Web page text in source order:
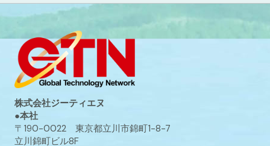
株式会社ジーティエヌ
●本社
〒190-0022 東京都立川市錦町1-8-7
立川錦町ビル8F